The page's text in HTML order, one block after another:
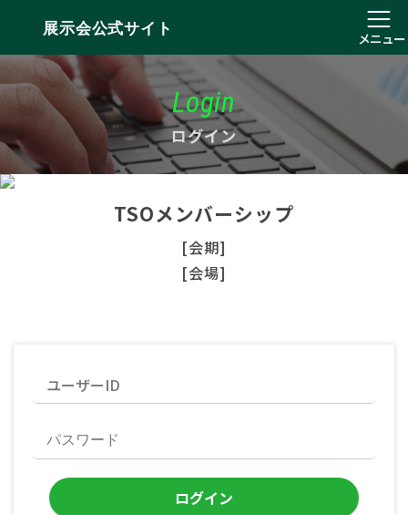
展示会公式サイト
メニュー
Login
ログイン
TSOメンバーシップ
[会期]
[会場]